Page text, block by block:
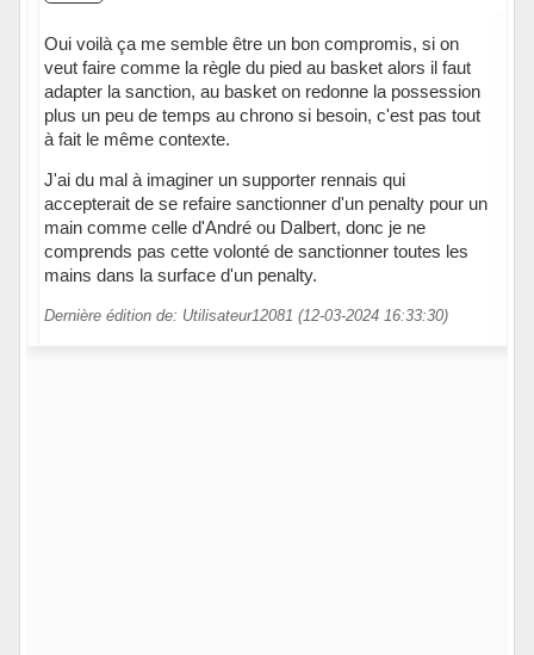
Oui voilà ça me semble être un bon compromis, si on
veut faire comme la règle du pied au basket alors il faut
adapter la sanction, au basket on redonne la possession
plus un peu de temps au chrono si besoin, c'est pas tout
à fait le même contexte.
J'ai du mal à imaginer un supporter rennais qui
accepterait de se refaire sanctionner d'un penalty pour un
main comme celle d'André ou Dalbert, donc je ne
comprends pas cette volonté de sanctionner toutes les
mains dans la surface d'un penalty.
Dernière édition de: Utilisateur12081 (12-03-2024 16:33:30)